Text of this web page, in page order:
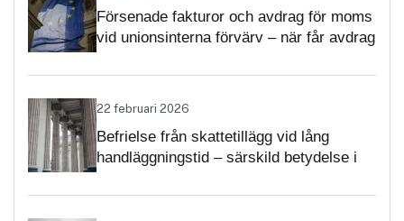
Försenade fakturor och avdrag för moms
vid unionsinterna förvärv – när får avdrag
22 februari 2026
Befrielse från skattetillägg vid lång
handläggningstid – särskild betydelse i